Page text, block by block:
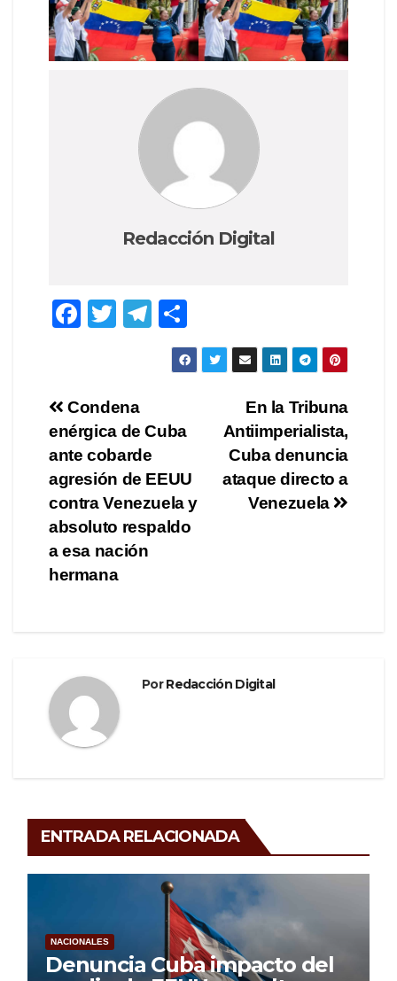
Redacción Digital
F
e
b
o
o
k
T
er
T
el
a
o
m
Navegación
de
entradas
En la Tribuna
Antiimperialista,
Cuba denuncia
ataque directo a
Venezuela
Condena
enérgica de Cuba
ante cobarde
agresión de EEUU
contra Venezuela y
absoluto respaldo
a esa nación
hermana
PorRedacción Digital
ENTRADA RELACIONADA
NACIONALES
Denuncia Cuba impacto del